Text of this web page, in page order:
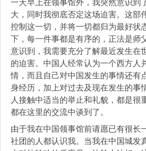
大，同时我彻底否定这场迫害。这部
控制这一切，并将一切都归为最好状
下，每一件事都是有序的，正法是师
意识到，我需要充分了解最近发生在
的迫害。中国人经常认为一个西方人
情，而且自己对中国发生的事情还有
身经历，加上对过去及现在发生的事
人接触中适当的举止和礼貌，都是很
都在这里的交流中谈到了。
由于我在中国领事馆前请愿已有很长
社团的人都认识我。当我在中国城发